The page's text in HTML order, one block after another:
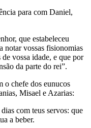
para com Daniel,
que estabeleceu
notar vossas fisionomias
vossa idade, e que por
da parte do rei”.
o chefe dos eunucos
Misael e Azarias:
com teus servos: que
a beber.